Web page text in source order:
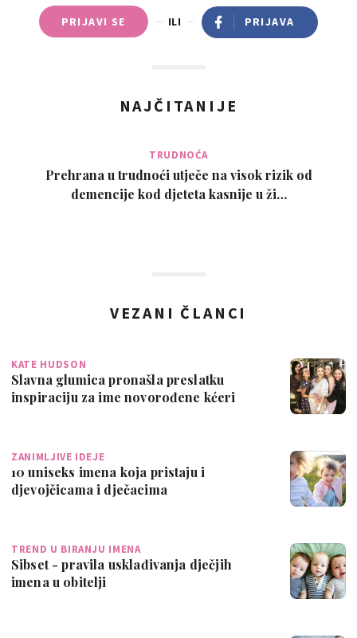
PRIJAVI SE ILI PRIJAVA
NAJČITANIJE
TRUDNOĆA
Prehrana u trudnoći utječe na visok rizik od
demencije kod djeteta kasnije u ži…
VEZANI ČLANCI
KATE HUDSON
Slavna glumica pronašla preslatku
inspiraciju za ime novorođene kćeri
ZANIMLJIVE IDEJE
10 uniseks imena koja pristaju i
djevojčicama i dječacima
TREND U BIRANJU IMENA
Sibset - pravila usklađivanja dječjih
imena u obitelji